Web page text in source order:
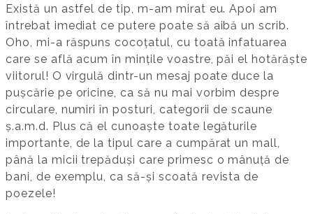
Există un astfel de tip, m-am mirat eu. Apoi am
întrebat imediat ce putere poate să aibă un scrib.
Oho, mi-a răspuns cocoțatul, cu toată infatuarea
care se află acum în mințile voastre, păi el hotărăște
viitorul! O virgulă dintr-un mesaj poate duce la
pușcărie pe oricine, ca să nu mai vorbim despre
circulare, numiri în posturi, categorii de scaune
ș.a.m.d. Plus că el cunoaște toate legăturile
importante, de la tipul care a cumpărat un mall,
până la micii trepăduși care primesc o mânuță de
bani, de exemplu, ca să-și scoată revista de
poezele!